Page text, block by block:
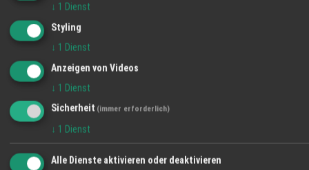
Impressum
Datenschutz
Kontakt
REGIOWETTERAU
gemacht für die Region Wetterau
↓ 1 Dienst
Styling
↓ 1 Dienst
Anzeigen von Videos
↓ 1 Dienst
Sicherheit (immer erforderlich)
↓ 1 Dienst
Alle Dienste aktivieren oder deaktivieren